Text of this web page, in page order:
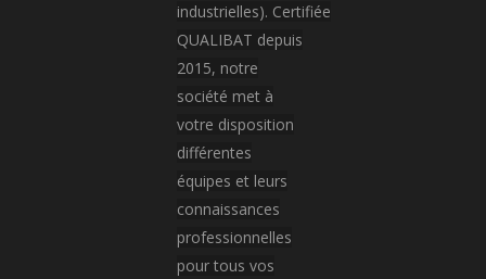
industrielles). Certifiée
QUALIBAT depuis
2015, notre
société met à
votre disposition
différentes
équipes et leurs
connaissances
professionnelles
pour tous vos